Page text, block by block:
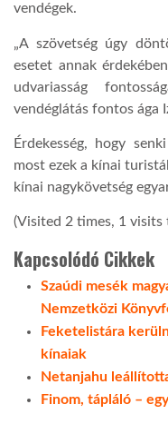
vendégek.
„A szövetség úgy
esetet annak
udvariasság
vendéglátás fontos ága
Érdekesség, hogy
most ezek a kínai
kínai nagykövetség
(Visited 2 times, 1 visits
Kapcsolódó Cikkek
Szaúdi mesék
Nemzetközi
Feketelistára
kínaiak
Netanjahu
Finom, tápláló –